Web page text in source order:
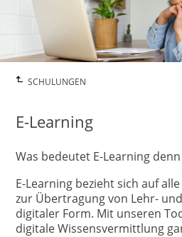
SCHULUNGEN
E-Learning
Was bedeutet E-Learning
E-Learning bezieht sich auf
zur Übertragung von Lehr-
digitaler Form. Mit unseren
digitale Wissensvermittlung